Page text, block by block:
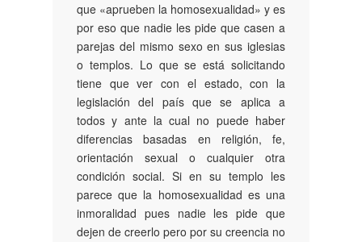
que «aprueben la homosexualidad» y es
por eso que nadie les pide que casen a
parejas del mismo sexo en sus iglesias
o templos. Lo que se está solicitando
tiene que ver con el estado, con la
legislación del país que se aplica a
todos y ante la cual no puede haber
diferencias basadas en religión, fe,
orientación sexual o cualquier otra
condición social. Si en su templo les
parece que la homosexualidad es una
inmoralidad pues nadie les pide que
dejen de creerlo pero por su creencia no